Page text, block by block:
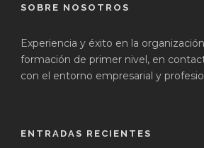
SOBRE NOSOTROS
Experiencia y éxito en la
formación de primer nivel, en
con el entorno empresarial y
ENTRADAS RECIENTES